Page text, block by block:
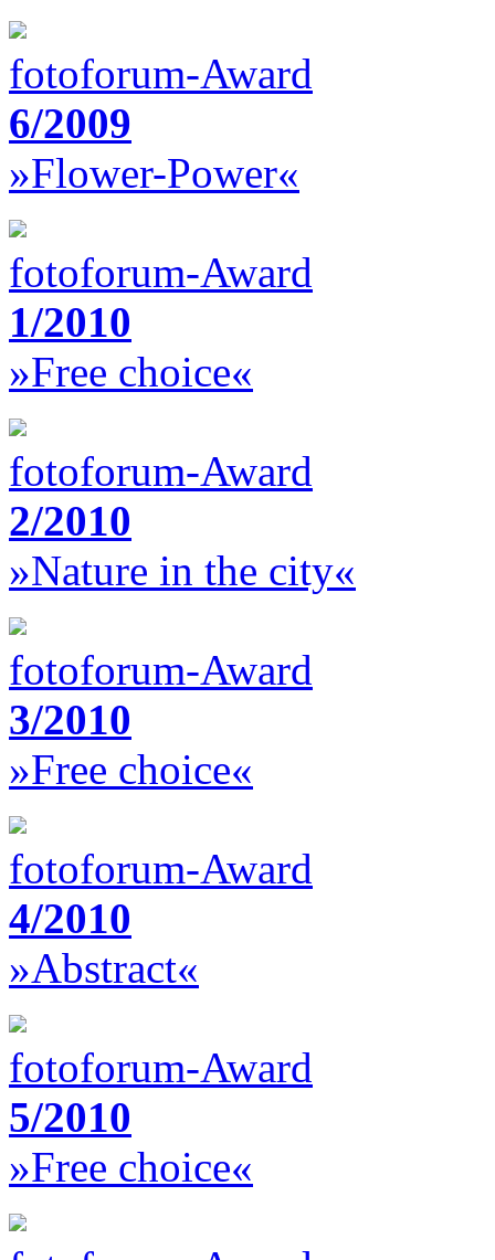
fotoforum-Award
6/2009
»Flower-Power«
fotoforum-Award
1/2010
»Free choice«
fotoforum-Award
2/2010
»Nature in the city«
fotoforum-Award
3/2010
»Free choice«
fotoforum-Award
4/2010
»Abstract«
fotoforum-Award
5/2010
»Free choice«